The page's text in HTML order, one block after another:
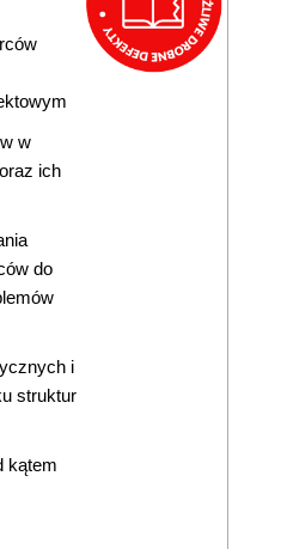
w
ich
do
i
struktur
kątem